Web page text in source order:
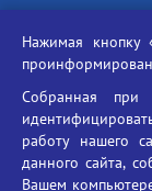
Единый портал
Противодействие
Социальные ролики -
Противодействие
БГУ против
Нажимая кнопку
Собранная
работу нашего
данного сайта,
Вашем